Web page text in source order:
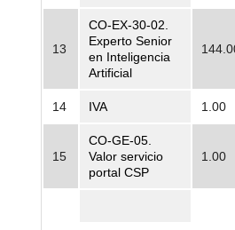
13
CO-EX-30-02.
Experto Senior
en Inteligencia
Artificial
14 IVA 1.00
15
CO-GE-05.
Valor servicio
portal CSP
1.00